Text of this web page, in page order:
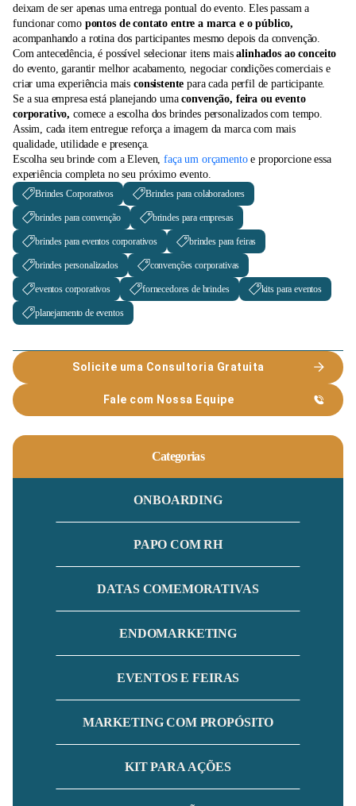
deixam de ser apenas uma entrega pontual do evento. Eles passam a
funcionar como pontos de contato entre a marca e o público,
acompanhando a rotina dos participantes mesmo depois da convenção.
Com antecedência, é possível selecionar itens maisalinhados ao conceito
do evento, garantir melhor acabamento, negociar condições comerciais e
criar uma experiência mais consistentepara cada perfil de participante.
Se a sua empresa está planejando umaconvenção, feira ou evento
corporativo, comece a escolha dos brindes personalizados com tempo.
Assim, cada item entregue reforça a imagem da marca com mais
qualidade, utilidade e presença.
Escolha seu brinde com a Eleven,faça um orçamentoe proporcione essa
experiência completa no seu próximo evento.
Brindes Corporativos Brindes para colaboradores
brindes para convenção brindes para empresas
brindes para eventos corporativos brindes para feiras
brindes personalizados convenções corporativas
eventos corporativos fornecedores de brindes kits para eventos
planejamento de eventos
Solicite uma Consultoria Gratuita
Fale com Nossa Equipe
Categorias
ONBOARDING
PAPO COM RH
DATAS COMEMORATIVAS
ENDOMARKETING
EVENTOS E FEIRAS
MARKETING COM PROPÓSITO
KIT PARA AÇÕES